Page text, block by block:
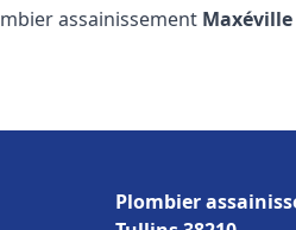
assainissement Maxéville
Plombier